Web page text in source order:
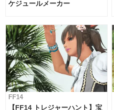
ケジュールメーカー
FF14
【FF14 トレジャーハント】宝